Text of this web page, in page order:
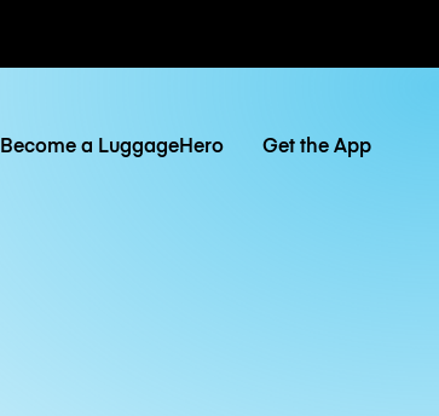
Become a LuggageHero Get the App